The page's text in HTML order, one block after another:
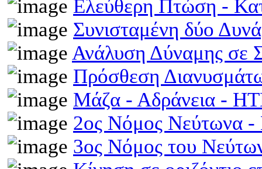
Ελεύθερη Πτώση -
Συνισταμένη δύο
Ανάλυση Δύναμης σε
Πρόσθεση
Μάζα - Αδράνεια -
2ος Νόμος Νεύτωνα
3ος Νόμος του